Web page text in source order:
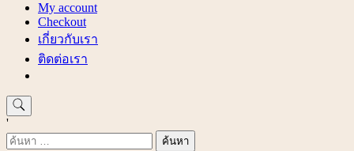
My account
Checkout
เกี่ยวกับเรา
ติดต่อเรา
'
ค้นหา